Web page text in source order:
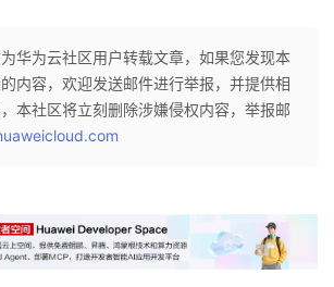
为华为云社区用户转载文章，如果您发现本
内容，欢迎发送邮件进行举报，并提供相
本社区将立刻删除涉嫌侵权内容，举报邮